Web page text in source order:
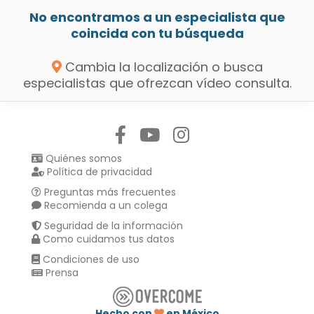
No encontramos a un especialista que
coincida con tu búsqueda
Cambia la localización o busca
especialistas que ofrezcan vídeo consulta.
Quiénes somos
Política de privacidad
Preguntas más frecuentes
Recomienda a un colega
Seguridad de la información
Como cuidamos tus datos
Condiciones de uso
Prensa